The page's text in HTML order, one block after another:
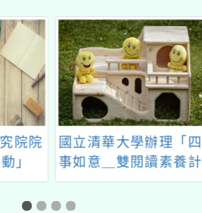
院院
」
國立清華大學辦理「四
事如意＿雙閱讀素養計
畫成果分享會」